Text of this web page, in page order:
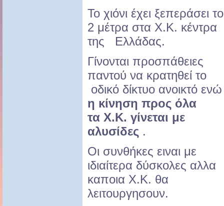
Το χιόνι έχει ξεπεράσει το
2 μέτρα στα X.K. κέντρα
της Ελλάδας.
Γίνονται προσπάθειες
παντού να κρατηθεί το
οδικό δίκτυο ανοικτό ενώ
η κίνηση προς όλα
τα X.K. γίνεται με
αλυσίδες .
Οι συνθήκες ειναι με
ιδιαίτερα δύσκολες αλλα
καποια X.K. θα
λειτουργησουν.